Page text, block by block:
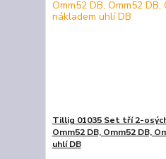
Tillig 01035 Set tří 2-
Omm52 DB, Omm52 DB,
uhlí DB